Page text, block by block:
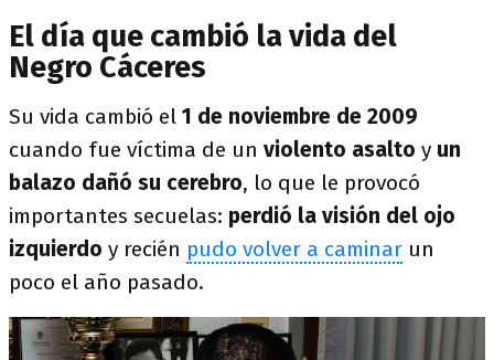
El día que cambió la vida del
Negro Cáceres
Su vida cambió el 1 de noviembre de 2009
cuando fue víctima de un violento asalto y un
balazo dañó su cerebro, lo que le provocó
importantes secuelas: perdió la visión del ojo
izquierdo y recién pudo volver a caminar un
poco el año pasado.